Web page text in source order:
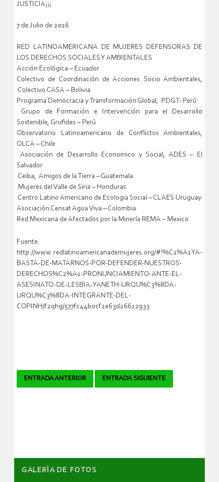
JUSTICIA¡¡¡
7 de Julio de 2016
RED LATINOAMERICANA DE MUJERES DEFENSORAS DE
LOS DERECHOS SOCIALES Y AMBIENTALES
Acción Ecológica – Ecuador
Colectivo de Coordinación de Acciones Socio Ambientales,
Colectivo CASA – Bolivia
Programa Democracia y Transformación Global, PDGT- Perú
Grupo de Formación e Intervención para el Desarrollo
Sostenible, Grufides – Perú
Observatorio Latinoamericano de Conflictos Ambientales,
OLCA – Chile
Asociación de Desarrollo Economico y Social, ADES – El
Salvador
Ceiba, Amigos de la Tierra – Guatemala
Mujeres del Valle de Siria – Honduras
Centro Latino Americano de Ecologia Social – CLAES Uruguay
Asociación Censat Agua Viva – Colombia
Red Mexicana de Afectados por la Minería REMA – Mexico
Fuente:
http://www.redlatinoamericanademujeres.org/#!%C2%A1YA-
BASTA-DE-MATARNOS-POR-DEFENDER-NUESTROS-
DERECHOS%C2%A1-PRONUNCIAMIENTO-ANTE-EL-
ASESINATO-DE-LESBIA-YANETH-URQU%C3%8DA-
URQU%C3%8DA-INTEGRANTE-DEL-
COPINH/f2qhg/577fc44b0cf2e63d26612933
Navegador
ENTRADA ANTERIOR ENTRADA SIGUIENTE
GALERÌA DE FOTOS